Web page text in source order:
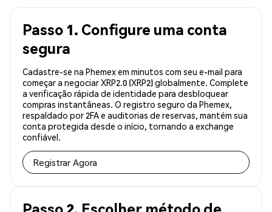
Passo 1. Configure uma conta
segura
Cadastre-se na Phemex em minutos com seu e-mail para
começar a negociar XRP2.0 (XRP2) globalmente. Complete
a verificação rápida de identidade para desbloquear
compras instantâneas. O registro seguro da Phemex,
respaldado por 2FA e auditorias de reservas, mantém sua
conta protegida desde o início, tornando a exchange
confiável.
Registrar Agora